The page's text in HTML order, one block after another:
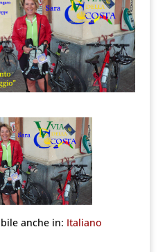
anche in: Italiano